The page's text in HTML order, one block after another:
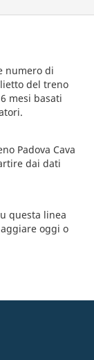
numero di
del treno
mesi basati
Padova Cava
dai dati
questa linea
oggi o